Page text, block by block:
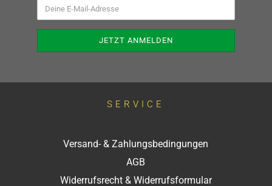
SERVICE
Versand- & Zahlungsbedingungen
AGB
Widerrufsrecht & Widerrufsformular